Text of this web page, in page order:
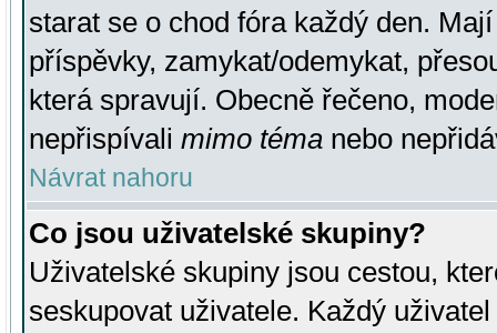
starat se o chod fóra každý den.
příspěvky, zamykat/odemykat,
která spravují. Obecně řečeno,
nepřispívali mimo téma nebo
Návrat nahoru
Co jsou uživatelské skupiny?
Uživatelské skupiny jsou cestou,
seskupovat uživatele. Každý